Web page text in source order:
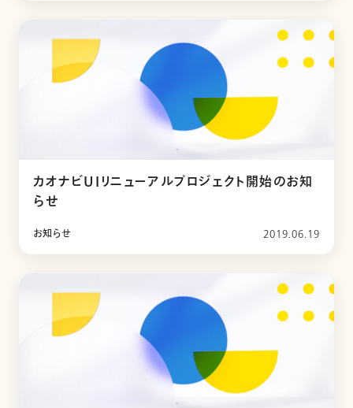
カオナビUIリニューアルプロジェクト開始のお知
らせ
お知らせ 2019.06.19